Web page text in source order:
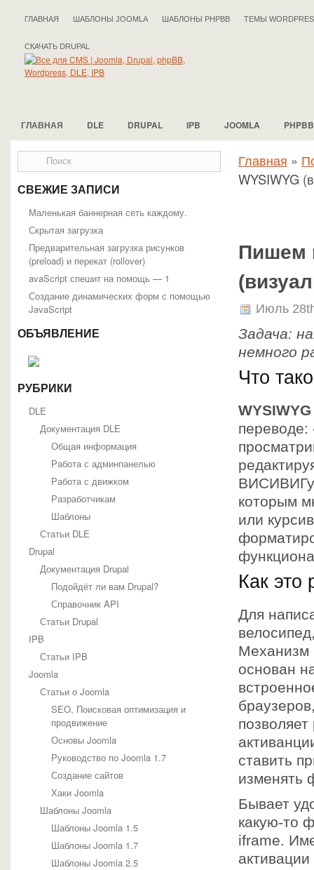
ГЛАВНАЯ ШАБЛОНЫ JOOMLA ШАБЛОНЫ PHPBB ТЕМЫ
СКАЧАТЬ DRUPAL
ГЛАВНАЯ DLE DRUPAL IPB JOOMLA PHPBB
СВЕЖИЕ ЗАПИСИ
Маленькая баннерная сеть каждому.
Скрытая загрузка
Предварительная загрузка рисунков
(preload) и перекат (rollover)
avaScript спешит на помощь — 1
Создание динамических форм с помощью
JavaScript
ОБЪЯВЛЕНИЕ
РУБРИКИ
DLE
Документация DLE
Общая информация
Работа с админпанелью
Работа с движком
Разработчикам
Шаблоны
Статьи DLE
Drupal
Документация Drupal
Подойдёт ли вам Drupal?
Справочник API
Статьи Drupal
IPB
Статьи IPB
Joomla
Статьи о Joomla
SEO, Поисковая оптимизация и
продвижение
Основы Joomla
Руководство по Joomla 1.7
Создание сайтов
Хаки Joomla
Шаблоны Joomla
Шаблоны Joomla 1.5
Шаблоны Joomla 1.7
Шаблоны Joomla 2.5
Главная »
WYSIWYG
Пишем
Июль
Задача:
немного
Что
WYSIWYG
переводе:
ВИСИВИГу
которым
или
Как это
Для
Механизм
основан
ставить
изменять
Бывает
какую-то
iframe.